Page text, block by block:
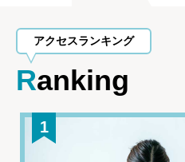
アクセスランキング
Ranking
1